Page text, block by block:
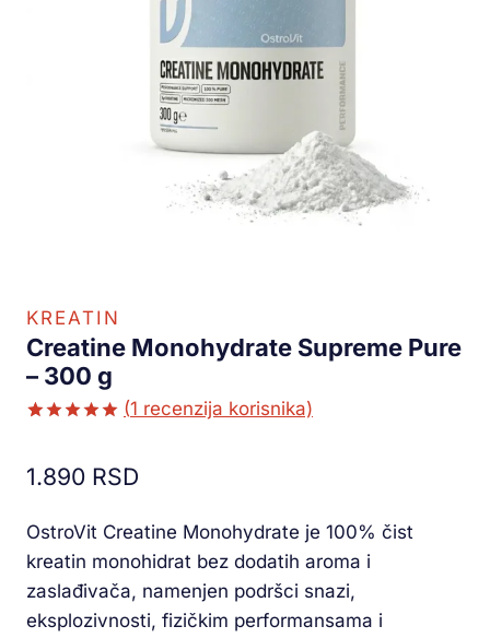
KREATIN
Creatine Monohydrate Supreme Pure
– 300 g
na osnovu
ocene
(1 recenzija korisnika)
1.890 RSD
OstroVit Creatine Monohydrate je 100% čist
kreatin monohidrat bez dodatih aroma i
zaslađivača, namenjen podršci snazi,
eksplozivnosti, fizičkim performansama i